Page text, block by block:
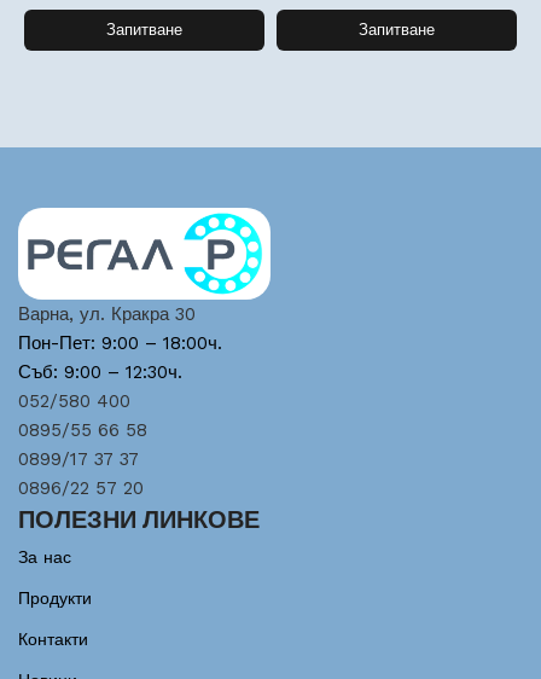
Запитване Запитване
Варна, ул. Кракра 30
Пон-Пет: 9:00 – 18:00ч.
Съб: 9:00 – 12:30ч.
052/580 400
0895/55 66 58
0899/17 37 37
0896/22 57 20
ПОЛЕЗНИ ЛИНКОВЕ
За нас
Продукти
Контакти